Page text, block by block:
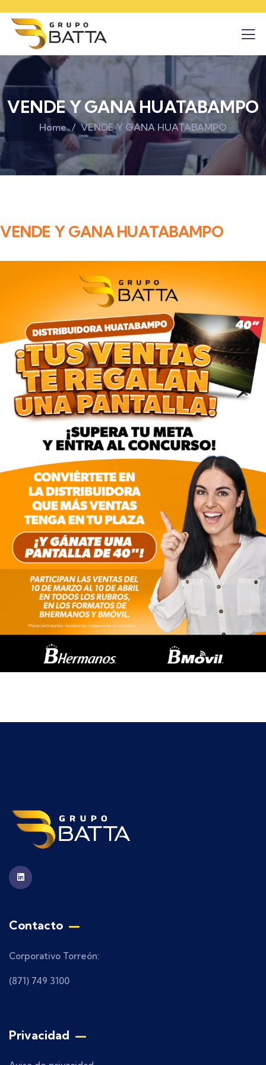
VENDE Y GANA HUATABAMPO
Home VENDE Y GANA HUATABAMPO
VENDE Y GANA HUATABAMPO
Contacto
Corporativo Torreón:
(871) 749 3100
Privacidad